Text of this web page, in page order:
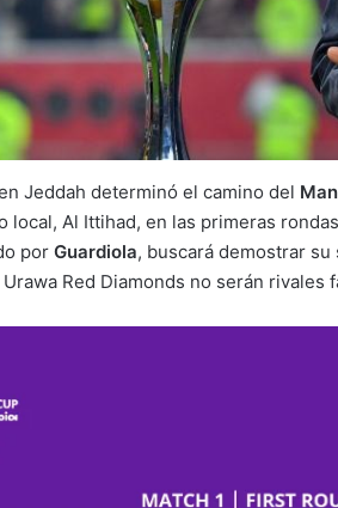
Jeddah determinó el camino del
local, Al Ittihad, en las primeras
por Guardiola, buscará demostrar
Urawa Red Diamonds no serán rivales